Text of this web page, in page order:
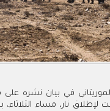
في بيان نشره على
لإطلاق نار، مساء الثلاثاء،